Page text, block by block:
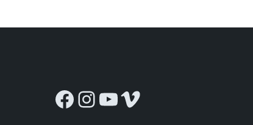
Facebook
Instagram
YouTube
Vimeo